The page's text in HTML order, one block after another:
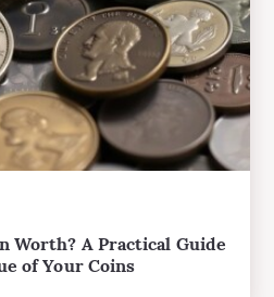
Worth? A Practical Guide
of Your Coins